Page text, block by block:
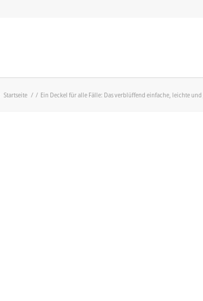
Startseite / / Ein Deckel für alle Fälle: Das verblüffend einfache, leichte